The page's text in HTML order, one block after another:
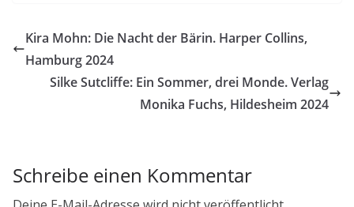
Kira Mohn: Die Nacht der Bärin. Harper Collins,
Hamburg 2024
Silke Sutcliffe: Ein Sommer, drei Monde. Verlag
Monika Fuchs, Hildesheim 2024
Schreibe einen Kommentar